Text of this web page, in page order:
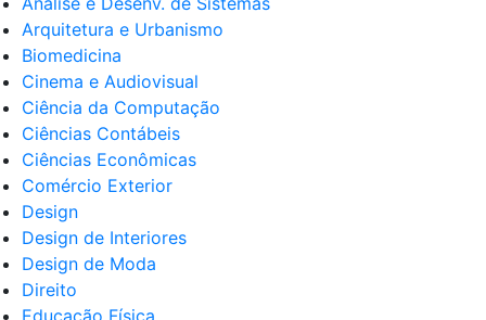
Arquitetura e Urbanismo
Biomedicina
Cinema e Audiovisual
Ciência da Computação
Ciências Contábeis
Ciências Econômicas
Comércio Exterior
Design
Design de Interiores
Design de Moda
Direito